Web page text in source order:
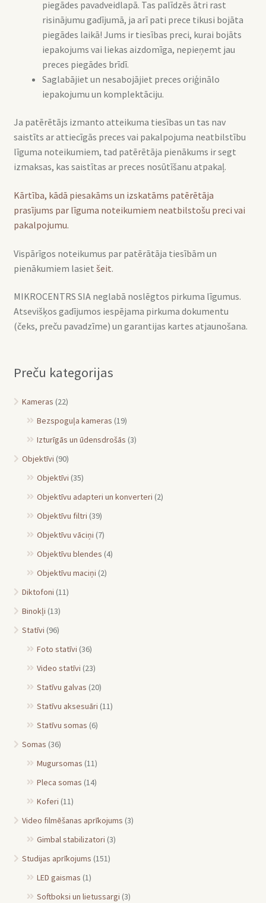
piegādes pavadveidlapā. Tas palīdzēs ātri rast
risinājumu gadījumā, ja arī pati prece tikusi bojāta
piegādes laikā! Jums ir tiesības preci, kurai bojāts
iepakojums vai liekas aizdomīga, nepieņemt jau
preces piegādes brīdī.
Saglabājiet un nesabojājiet preces oriģinālo
iepakojumu un komplektāciju.
Ja patērētājs izmanto atteikuma tiesības un tas nav
saistīts ar attiecīgās preces vai pakalpojuma neatbilstību
līguma noteikumiem, tad patērētāja pienākums ir segt
izmaksas, kas saistītas ar preces nosūtīšanu atpakaļ.
Kārtība, kādā piesakāms un izskatāms patērētāja
prasījums par līguma noteikumiem neatbilstošu preci vai
pakalpojumu.
Vispārīgos noteikumus par patērātāja tiesībām un
pienākumiem lasiet šeit.
MIKROCENTRS SIA neglabā noslēgtos pirkuma līgumus.
Atsevišķos gadījumos iespējama pirkuma dokumentu
(čeks, preču pavadzīme) un garantijas kartes atjaunošana.
Preču kategorijas
Kameras (22)
Bezspoguļa kameras (19)
Izturīgās un ūdensdrošās (3)
Objektīvi (90)
Objektīvi (35)
Objektīvu adapteri un konverteri (2)
Objektīvu filtri (39)
Objektīvu vāciņi (7)
Objektīvu blendes (4)
Objektīvu maciņi (2)
Diktofoni (11)
Binokļi (13)
Statīvi (96)
Foto statīvi (36)
Video statīvi (23)
Statīvu galvas (20)
Statīvu aksesuāri (11)
Statīvu somas (6)
Somas (36)
Mugursomas (11)
Pleca somas (14)
Koferi (11)
Video filmēšanas aprīkojums (3)
Gimbal stabilizatori (3)
Studijas aprīkojums (151)
LED gaismas (1)
Softboksi un lietussargi (3)